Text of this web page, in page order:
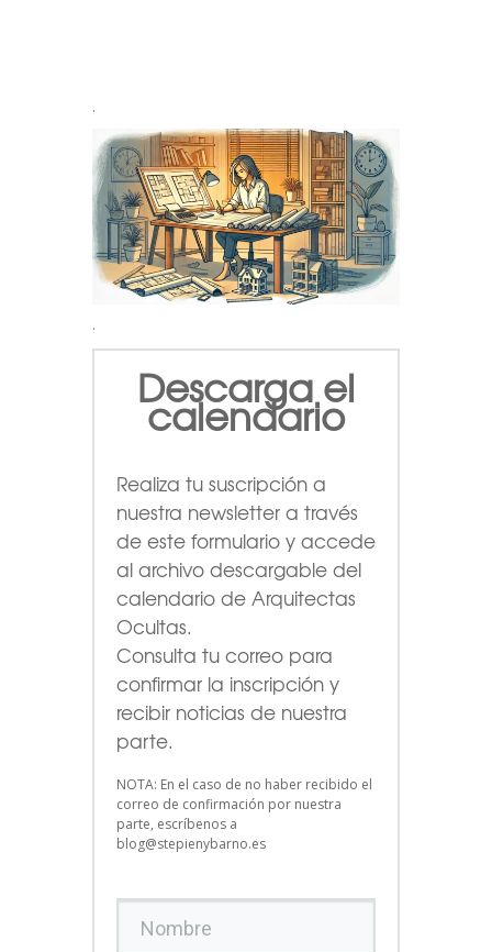
.
.
Descarga el
calendario
Realiza tu suscripción a
nuestra newsletter a través
de este formulario y accede
al archivo descargable del
calendario de Arquitectas
Ocultas.
Consulta tu correo para
confirmar la inscripción y
recibir noticias de nuestra
parte.
NOTA: En el caso de no haber recibido el
correo de confirmación por nuestra
parte, escríbenos a
blog@stepienybarno.es